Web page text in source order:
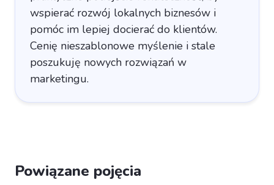
wspierać rozwój lokalnych biznesów i
pomóc im lepiej docierać do klientów.
Cenię nieszablonowe myślenie i stale
poszukuję nowych rozwiązań w
marketingu.
Powiązane pojęcia